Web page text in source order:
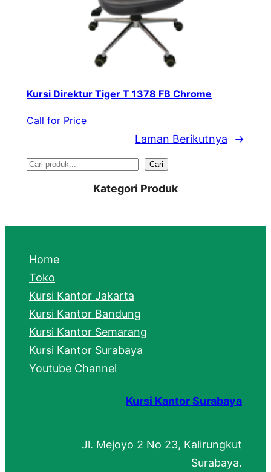
Kursi Direktur Tiger T 1378 FB Chrome
Call for Price
Laman Berikutnya →
S
r
h
Cari
Kategori Produk
Home
Toko
Kursi Kantor Jakarta
Kursi Kantor Bandung
Kursi Kantor Semarang
Kursi Kantor Surabaya
Youtube Channel
Kursi Kantor Surabaya
Jl. Mejoyo 2 No 23, Kalirungkut
Surabaya.